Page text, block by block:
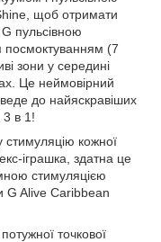
щоб отримати
пульсівною
посмоктуванням (7
зони у середині
Це неймовірний
до найяскравіших
3 в 1!
кожної
іграшка, здатна це
стимуляцією
G Alive Caribbean
точкової